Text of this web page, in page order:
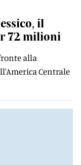
il
72 milioni
alla
Centrale